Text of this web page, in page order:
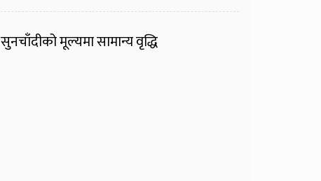
सुनचाँदीको मूल्यमा सामान्य वृद्धि